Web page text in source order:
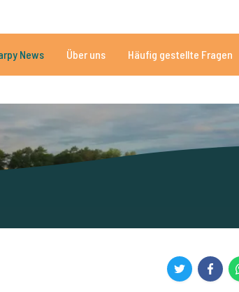
News Über uns Häufig gestellte Fragen